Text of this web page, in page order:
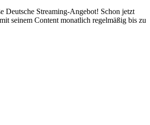
Deutsche Streaming-Angebot! Schon jetzt
seinem Content monatlich regelmäßig bis zu